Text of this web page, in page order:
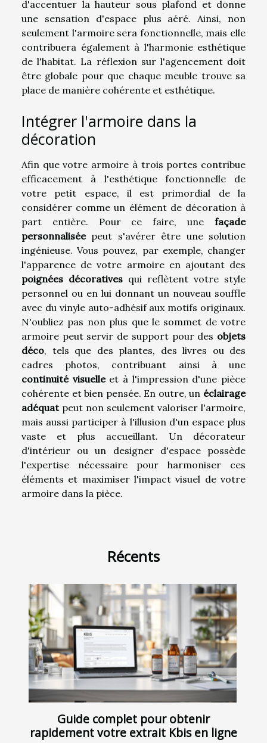
d'accentuer la hauteur sous plafond et donne
une sensation d'espace plus aéré. Ainsi, non
seulement l'armoire sera fonctionnelle, mais elle
contribuera également à l'harmonie esthétique
de l'habitat. La réflexion sur l'agencement doit
être globale pour que chaque meuble trouve sa
place de manière cohérente et esthétique.
Intégrer l'armoire dans la
décoration
Afin que votre armoire à trois portes contribue
efficacement à l'esthétique fonctionnelle de
votre petit espace, il est primordial de la
considérer comme un élément de décoration à
part entière. Pour ce faire, une façade
personnaliséepeut s'avérer être une solution
ingénieuse. Vous pouvez, par exemple, changer
l'apparence de votre armoire en ajoutant des
poignées décoratives qui reflètent votre style
personnel ou en lui donnant un nouveau souffle
avec du vinyle auto-adhésif aux motifs originaux.
N'oubliez pas non plus que le sommet de votre
armoire peut servir de support pour des objets
déco, tels que des plantes, des livres ou des
cadres photos, contribuant ainsi à une
continuité visuelleet à l'impression d'une pièce
cohérente et bien pensée. En outre, un éclairage
adéquatpeut non seulement valoriser l'armoire,
mais aussi participer à l'illusion d'un espace plus
vaste et plus accueillant. Un décorateur
d'intérieur ou un designer d'espace possède
l'expertise nécessaire pour harmoniser ces
éléments et maximiser l'impact visuel de votre
armoire dans la pièce.
Récents
Guide complet pour obtenir
rapidement votre extrait Kbis en ligne